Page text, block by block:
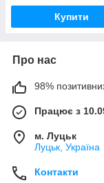
Купити
Про нас
98%
Працює з
м. Луцьк
Луцьк, Україна
Контакти